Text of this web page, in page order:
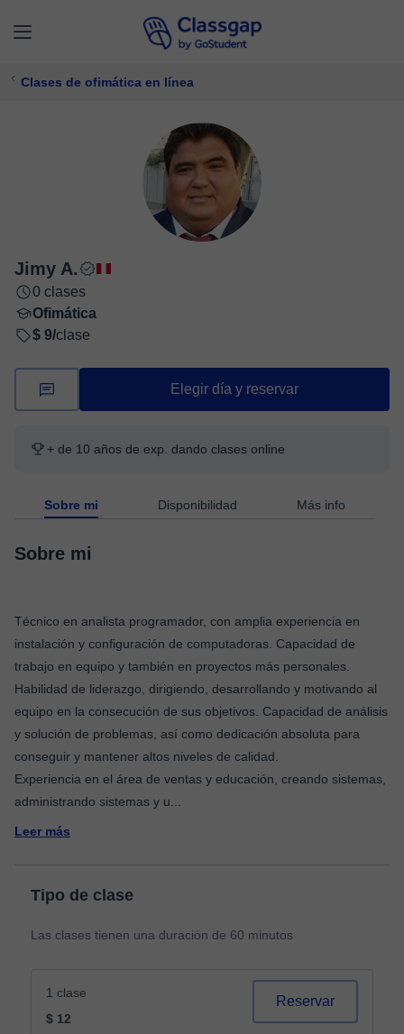
Clases de ofimática en línea
Jimy A.
0 clases
Ofimática
$ 9/clase
Elegir día y reservar
+ de 10 años de exp. dando clases online
Sobre mi Disponibilidad Más info
Sobre mi
Técnico en analista programador, con amplia experiencia en
instalación y configuración de computadoras. Capacidad de
trabajo en equipo y también en proyectos más personales.
Habilidad de liderazgo, dirigiendo, desarrollando y motivando al
equipo en la consecución de sus objetivos. Capacidad de análisis
y solución de problemas, así como dedicación absoluta para
conseguir y mantener altos niveles de calidad.
Experiencia en el área de ventas y educación, creando sistemas,
administrando sistemas y u
Leer más
Tipo de clase
Las clases tienen una duración de 60 minutos
1 clase
$ 12
Reservar